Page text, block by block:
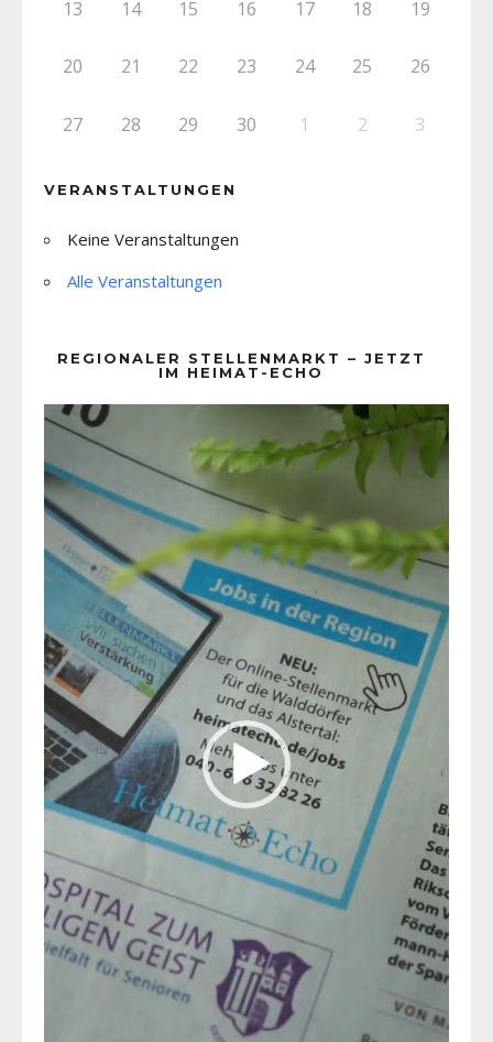
13 14 15 16 17 18 19
20 21 22 23 24 25 26
27 28 29 30 1 2 3
VERANSTALTUNGEN
Keine Veranstaltungen
Alle Veranstaltungen
REGIONALER STELLENMARKT – JETZT
IM HEIMAT-ECHO
Player